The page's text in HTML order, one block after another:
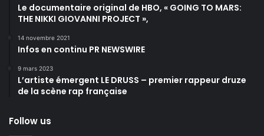
Le documentaire original de HBO, « GOING TO MARS:
THE NIKKI GIOVANNI PROJECT »,
14 novembre 2021
Infos en continu PR NEWSWIRE
9 mars 2023
L’artiste émergent LE DRUSS – premier rappeur druze
de la scène rap française
Follow us